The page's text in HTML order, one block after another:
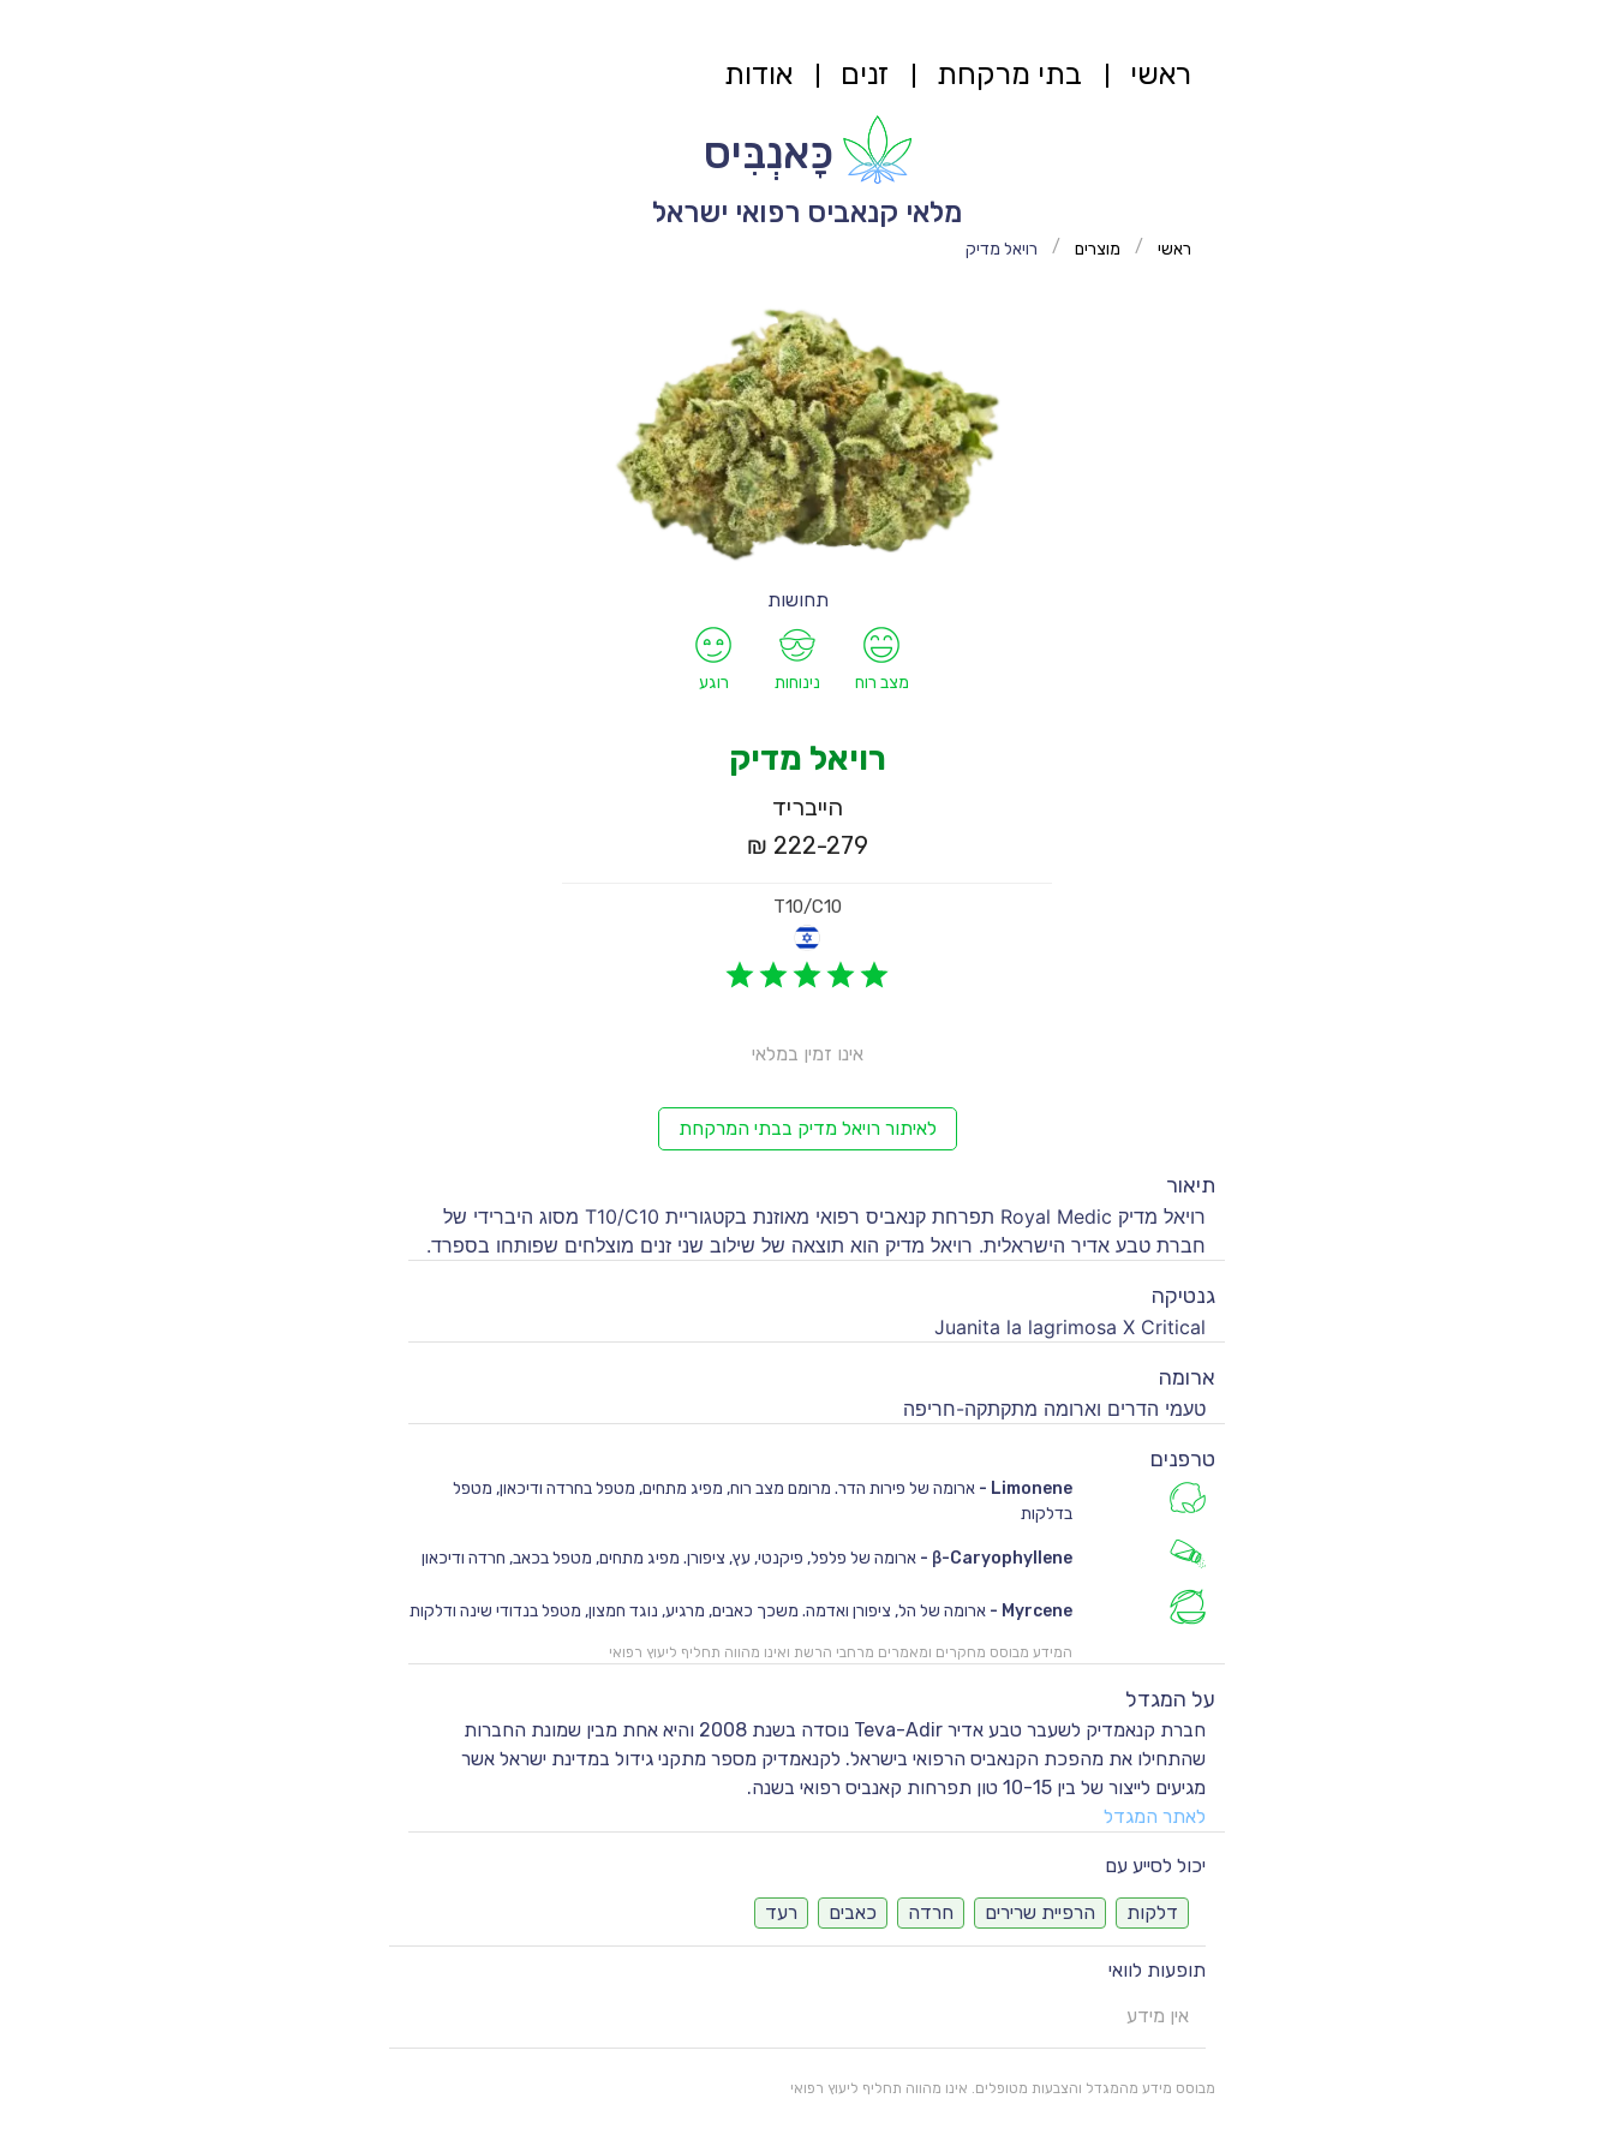
ראשי בתי מרקחת זנים אודות
כָּאנְבִּיס
מלאי קנאביס רפואי ישראל
ראשי / מוצרים / רויאל מדיק
תחושות
מצב רוח נינוחות רוגע
רויאל מדיק
הייבריד
222-279 ₪
T10/C10
אינו זמין במלאי
לאיתור רויאל מדיק בבתי המרקחת
תיאור
רויאל מדיק Royal Medic תפרחת קנאביס רפואי מאוזנת בקטגוריית T10/C10 מסוג היברידי של
חברת טבע אדיר הישראלית. רויאל מדיק הוא תוצאה של שילוב שני זנים מוצלחים שפותחו בספרד.
גנטיקה
Juanita la lagrimosa X Critical
ארומה
טעמי הדרים וארומה מתקתקה-חריפה
טרפנים
Limonene
- ארומה של פירות הדר. מרומם מצב רוח, מפיג מתחים, מטפל בחרדה ודיכאון, מטפל
בדלקות
β-Caryophyllene
- ארומה של פלפל, פיקנטי, עץ, ציפורן. מפיג מתחים, מטפל בכאב, חרדה ודיכאון
Myrcene
- ארומה של הל, ציפורן ואדמה. משכך כאבים, מרגיע, נוגד חמצון, מטפל בנדודי שינה ודלקות
המידע מבוסס מחקרים ומאמרים מרחבי הרשת ואינו מהווה תחליף ליעוץ רפואי
על המגדל
חברת קנאמדיק לשעבר טבע אדיר Teva-Adir נוסדה בשנת 2008 והיא אחת מבין שמונת החברות
שהתחילו את מהפכת הקנאביס הרפואי בישראל. לקנאמדיק מספר מתקני גידול במדינת ישראל אשר
מגיעים לייצור של בין 10-15 טון תפרחות קאנביס רפואי בשנה.
לאתר המגדל
יכול לסייע עם
דלקות הרפיית שרירים חרדה כאבים רעד
תופעות לוואי
אין מידע
מבוסס מידע מהמגדל והצבעות מטופלים. אינו מהווה תחליף ליעוץ רפואי